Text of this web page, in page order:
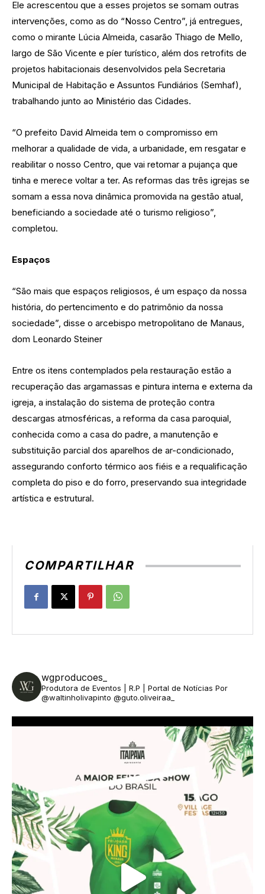
Ele acrescentou que a esses projetos se somam outras
intervenções, como as do “Nosso Centro”, já entregues,
como o mirante Lúcia Almeida, casarão Thiago de Mello,
largo de São Vicente e píer turístico, além dos retrofits de
projetos habitacionais desenvolvidos pela Secretaria
Municipal de Habitação e Assuntos Fundiários (Semhaf),
trabalhando junto ao Ministério das Cidades.
“O prefeito David Almeida tem o compromisso em
melhorar a qualidade de vida, a urbanidade, em resgatar e
reabilitar o nosso Centro, que vai retomar a pujança que
tinha e merece voltar a ter. As reformas das três igrejas se
somam a essa nova dinâmica promovida na gestão atual,
beneficiando a sociedade até o turismo religioso”,
completou.
Espaços
“São mais que espaços religiosos, é um espaço da nossa
história, do pertencimento e do patrimônio da nossa
sociedade”, disse o arcebispo metropolitano de Manaus,
dom Leonardo Steiner
Entre os itens contemplados pela restauração estão a
recuperação das argamassas e pintura interna e externa da
igreja, a instalação do sistema de proteção contra
descargas atmosféricas, a reforma da casa paroquial,
conhecida como a casa do padre, a manutenção e
substituição parcial dos aparelhos de ar-condicionado,
assegurando conforto térmico aos fiéis e a requalificação
completa do piso e do forro, preservando sua integridade
artística e estrutural.
COMPARTILHAR
wgproducoes_
Produtora de Eventos | R.P | Portal de Notícias Por
@waltinholivapinto @guto.oliveiraa_